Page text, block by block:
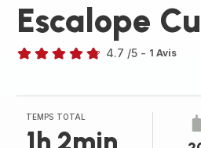
Escalope
4.7 /5 - 1 Avis
TEMPS TOTAL